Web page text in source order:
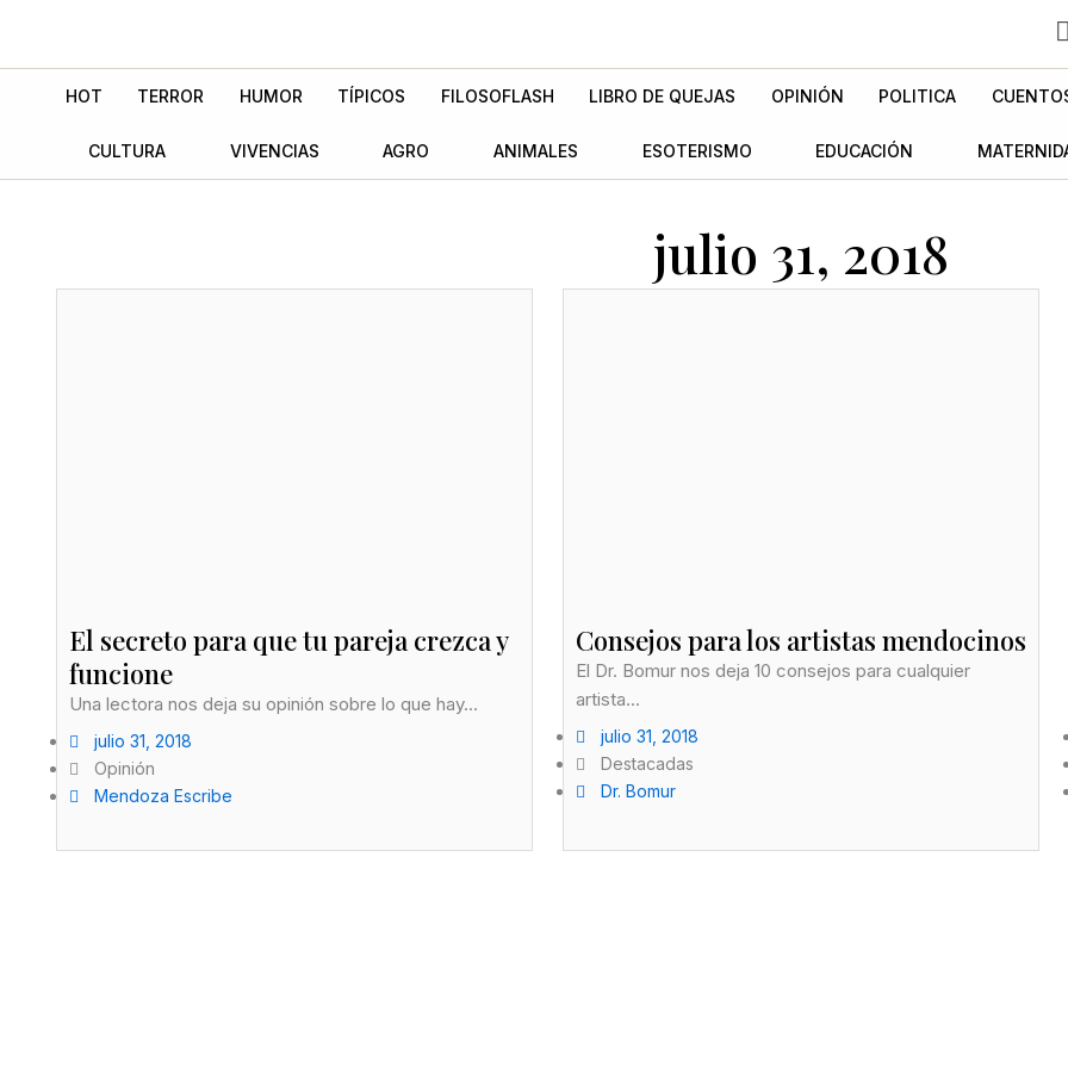
contenido
HOT TERROR HUMOR TÍPICOS FILOSOFLASH LIBRO DE QUEJAS OPINIÓN POLITICA
CULTURA VIVENCIAS AGRO ANIMALES ESOTERISMO EDUCACIÓN
julio 31, 2018
El secreto para que tu pareja crezca y
funcione
Una lectora nos deja su opinión sobre lo que hay...
julio 31, 2018
Opinión
Mendoza Escribe
Consejos para los artistas mendocinos
El Dr. Bomur nos deja 10 consejos para cualquier
artista...
julio 31, 2018
Destacadas
Dr. Bomur